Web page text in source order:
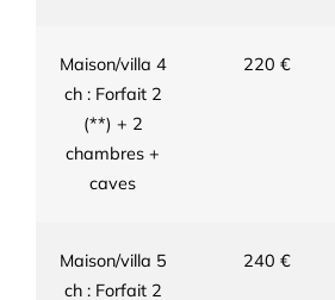
Maison/villa 4
ch : Forfait 2
(**) + 2
chambres +
caves
220 €
Maison/villa 5
ch : Forfait 2
240 €